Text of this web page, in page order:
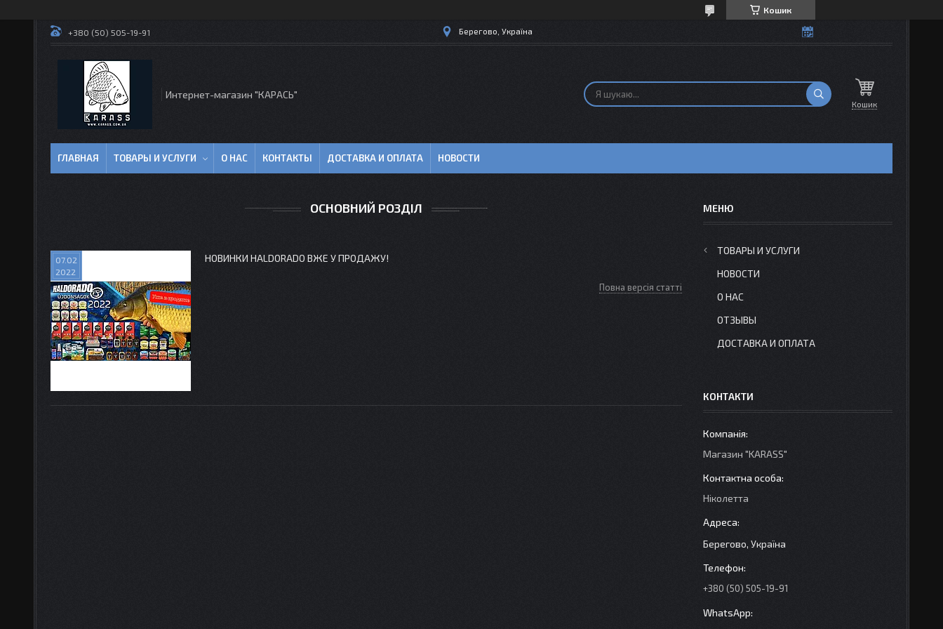
Кошик
+380 (50) 505-19-91 Берегово, Україна
Интернет-магазин "КАРАСЬ"
Кошик
ГЛАВНАЯ ТОВАРЫ И УСЛУГИ О НАС КОНТАКТЫ ДОСТАВКА И ОПЛАТА НОВОСТИ
ОСНОВНИЙ РОЗДІЛ
07.02
2022
НОВИНКИ HALDORADO ВЖЕ У ПРОДАЖУ!
Повна версія статті
ТОВАРЫ И УСЛУГИ
НОВОСТИ
О НАС
ОТЗЫВЫ
ДОСТАВКА И ОПЛАТА
КОНТАКТИ
Магазин "KARASS"
Ніколетта
Берегово, Україна
+380 (50) 505-19-91